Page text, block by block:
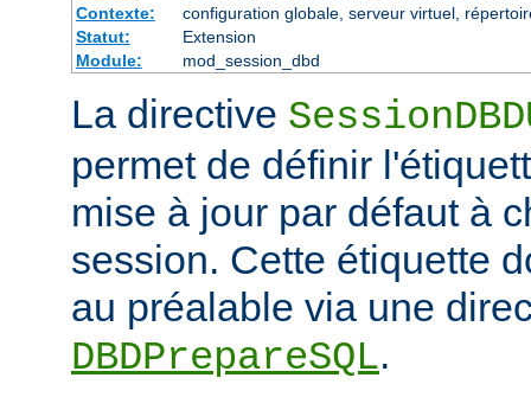
Contexte:
configuration globale, serveur virtuel,
Statut:
Extension
Module:
mod_session_dbd
La directive
permet de définir
mise à jour par défaut à
session. Cette étiquette
au préalable via une
DBDPrepareSQL.